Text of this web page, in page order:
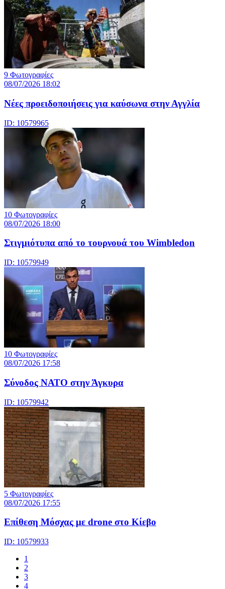
9 Φωτογραφίες
08/07/2026 18:02
Νέες προειδοποιήσεις για καύσωνα στην Αγγλία
ID: 10579965
10 Φωτογραφίες
08/07/2026 18:00
Στιγμιότυπα από το τουρνουά του Wimbledon
ID: 10579949
10 Φωτογραφίες
08/07/2026 17:58
Σύνοδος ΝΑΤΟ στην Άγκυρα
ID: 10579942
5 Φωτογραφίες
08/07/2026 17:55
Eπίθεση Μόσχας με drone στο Κίεβο
ID: 10579933
1
2
3
4